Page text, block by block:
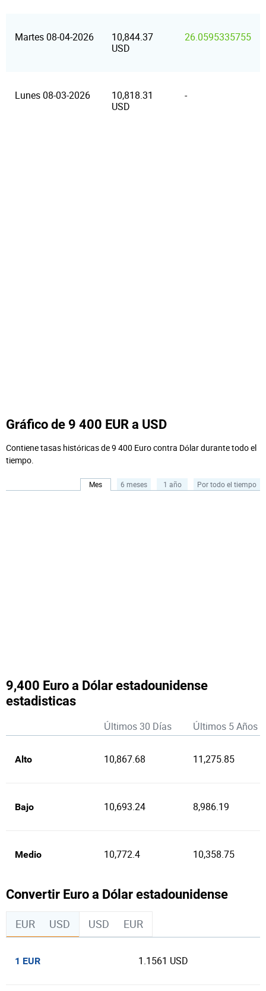
Martes 08-04-2026
10,844.37
USD
26.0595335755
Lunes 08-03-2026
10,818.31
USD
-
Gráfico de 9 400 EUR a USD
Contiene tasas históricas de 9 400 Euro contra Dólar durante todo el
tiempo.
Mes 6 meses 1 año Por todo el tiempo
9,400 Euro a Dólar estadounidense
estadisticas
Últimos 30 Días Últimos 5 Años
Alto 10,867.68 11,275.85
Bajo 10,693.24 8,986.19
Medio 10,772.4 10,358.75
Convertir Euro a Dólar estadounidense
EUR USD USD EUR
1 EUR 1.1561 USD